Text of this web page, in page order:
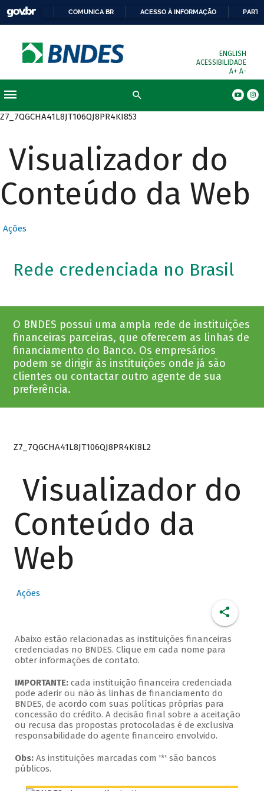
COMUNICA BR ACESSO À INFORMAÇÃO
ENGLISH
ACESSIBILIDADE
A+ A-
Z7_7QGCHA41L8JT106QJ8PR4KI853
Visualizador do
Conteúdo da Web
Ações
Rede credenciada no Brasil
O BNDES possui uma ampla rede de instituições
financeiras parceiras, que oferecem as linhas de
financiamento do Banco. Os empresários
podem se dirigir às instituições onde já são
clientes ou contactar outro agente de sua
preferência.
Z7_7QGCHA41L8JT106QJ8PR4KI8L2
Visualizador do
Conteúdo da
Web
Ações
Abaixo estão relacionadas as instituições financeiras
credenciadas no BNDES. Clique em cada nome para
obter informações de contato.
IMPORTANTE: cada instituição financeira credenciada
pode aderir ou não às linhas de financiamento do
BNDES, de acordo com suas políticas próprias para
concessão do crédito. A decisão final sobre a aceitação
ou recusa das propostas protocoladas é de exclusiva
responsabilidade do agente financeiro envolvido.
Obs: As instituições marcadas com '*' são bancos
públicos.